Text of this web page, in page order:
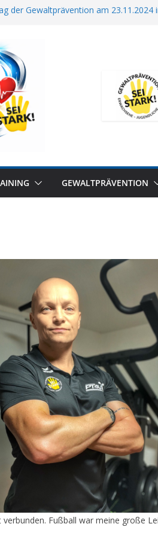
der Gewaltprävention am 23.11.2024
Erding 2025
in Kirchheim mit der CDU
GEWALTPRÄVENTION
Fußball war meine große